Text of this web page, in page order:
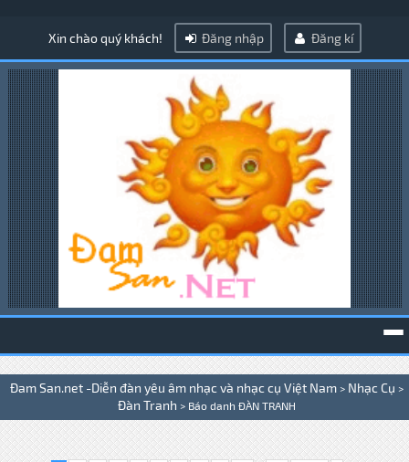
Xin chào quý khách! Đăng nhập Đăng kí
Đam San.net -Diễn đàn yêu âm nhạc và nhạc cụ Việt Nam > Nhạc Cụ >
Đàn Tranh > Báo danh ĐÀN TRANH